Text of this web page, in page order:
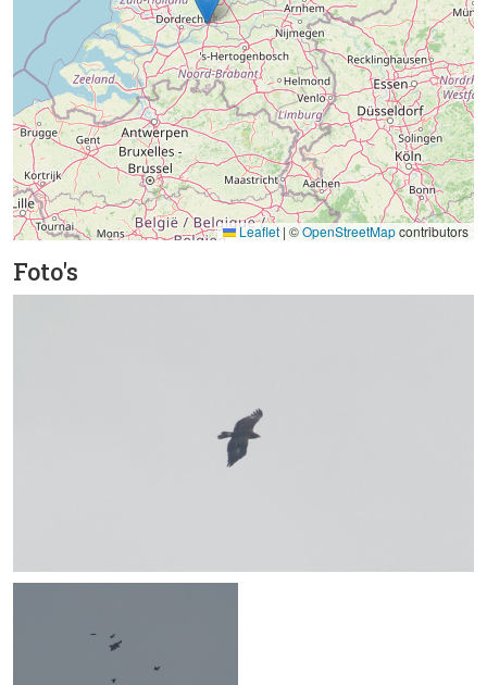
Leaflet| ©OpenStreetMapcontributors
Foto's